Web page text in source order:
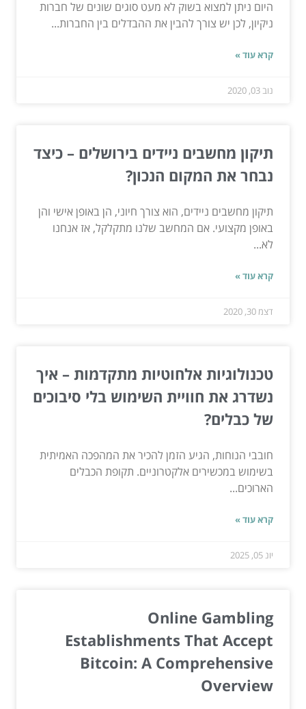
היום ניתן למצוא בשוק לא מעט סוגים שונים של חברות
ניקיון, לכן יש צורך להבין את ההבדלים בין החברות...
קרא עוד »
נוב 03, 2020
תיקון מחשבים ניידים בירושלים – כיצד
נבחר את המקום הנכון?
תיקון מחשבים ניידים, הוא צורך חיוני, הן באופן אישי והן
באופן מקצועי. אם המחשב שלנו מתקלקל, אז אנחנו
לא...
קרא עוד »
דצמ 30, 2020
טכנולוגיות אלחוטיות מתקדמות – איך
נשדרג את חוויית השימוש בלי סיבוכים
של כבלים?
חובבי הנוחות, הגיע הזמן להכיר את המהפכה האמיתית
בשימוש במכשירים אלקטרוניים. תקופת הכבלים
הארוכים...
קרא עוד »
יונ 05, 2025
Online Gambling
Establishments That Accept
Bitcoin: A Comprehensive
Overview